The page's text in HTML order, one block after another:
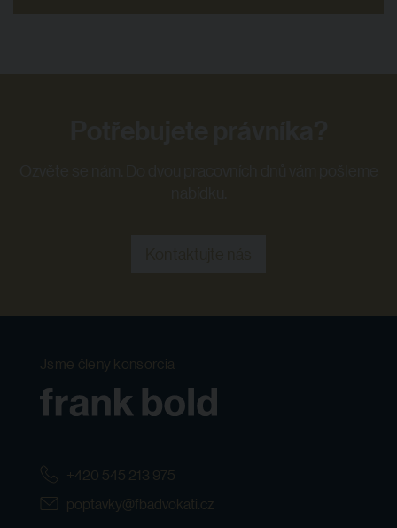
Jsme členy konsorcia
+420 545 213 975
poptavky@fbadvokati.cz